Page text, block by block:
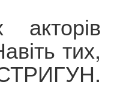
акторів
тих,
СТРИГУН.